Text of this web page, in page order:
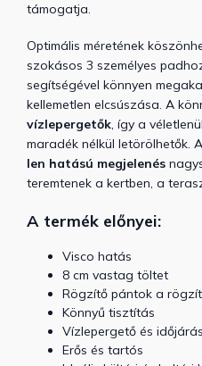
támogatja.
Optimális méretének
szokásos 3 személyes
segítségével könnyen
kellemetlen elcsúszása. A
vízlepergetők, így a
maradék nélkül letörölhetők.
len hatású megjelenés
teremtenek a kertben, a
A termék előnyei:
Visco hatás
8 cm vastag töltet
Rögzítő pántok a
Könnyű tisztítás
Vízlepergető és
Erős és tartós